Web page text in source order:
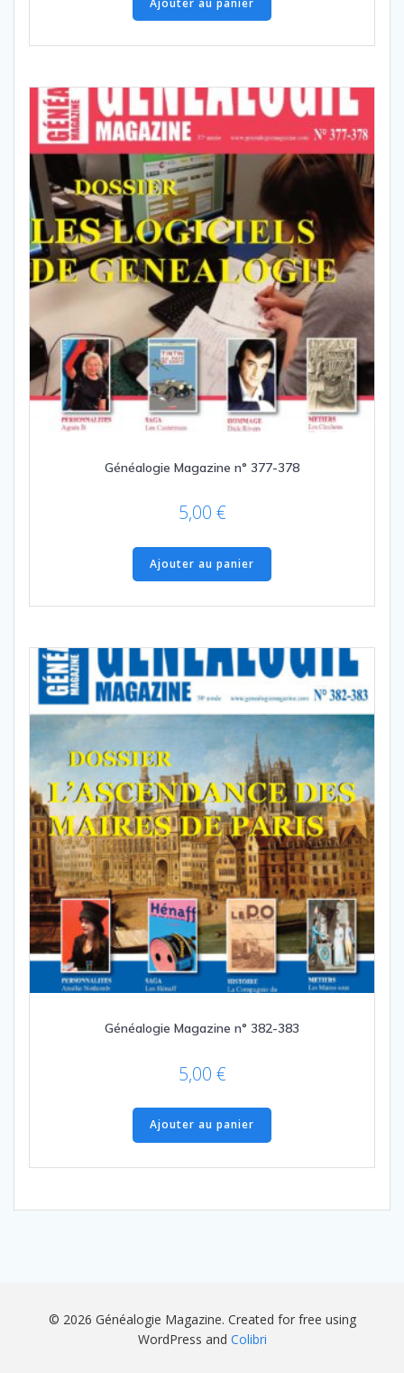
Généalogie Magazine n° 377-378
5,00 €
Ajouter au panier
Généalogie Magazine n° 382-383
5,00 €
Ajouter au panier
© 2026 Généalogie Magazine. Created for free using
WordPress and Colibri